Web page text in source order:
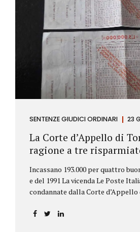
SENTENZE GIUDICI ORDINARI 23
La Corte d’Appello di
ragione a tre
Incassano 193.000 per quattro
e del 1991 La vicenda Le Poste
condannate dalla Corte d’Appello
per oltre 193.000,00 euro: la